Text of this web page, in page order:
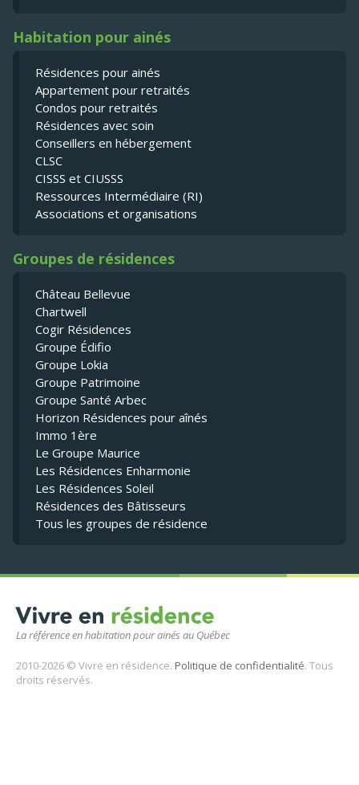
La référence en habitation pour ainés au Québec
2010-2026 © Vivre en résidence. Politique de confidentialité. Tous
droits réservés.
Habitation pour ainés
Résidences pour ainés
Appartement pour retraités
Condos pour retraités
Résidences avec soin
Conseillers en hébergement
CLSC
CISSS et CIUSSS
Ressources Intermédiaire (RI)
Associations et organisations
Groupes de résidences
Château Bellevue
Chartwell
Cogir Résidences
Groupe Édifio
Groupe Lokia
Groupe Patrimoine
Groupe Santé Arbec
Horizon Résidences pour aînés
Immo 1ère
Le Groupe Maurice
Les Résidences Enharmonie
Les Résidences Soleil
Résidences des Bâtisseurs
Tous les groupes de résidence